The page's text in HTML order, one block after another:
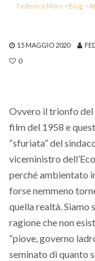
Federico Moro > Blog >
15 MAGGIO 2020
0
Ovvero il trionfo del
film del 1958 e
“sfuriata” del
viceministro
perché ambientato
forse nemmeno
quella realtà. Siamo
ragione che non
“piove, governo
seminato di quanto